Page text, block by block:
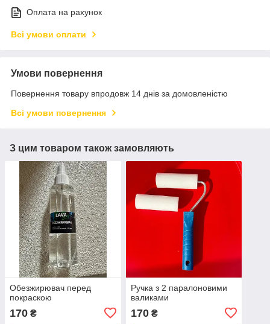
Оплата на рахунок
Всі умови оплати
Умови повернення
Повернення товару впродовж 14 днів за домовленістю
Всі умови повернення
З цим товаром також замовляють
Обезжирювач перед
покраскою
170 ₴
Ручка з 2 паралоновими
валиками
170₴